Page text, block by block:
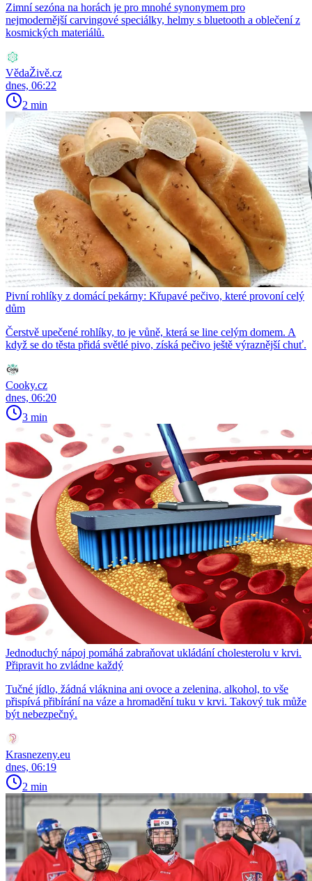
Zimní sezóna na horách je pro mnohé synonymem pro
nejmodernější carvingové speciálky, helmy s bluetooth a oblečení z
kosmických materiálů.
VědaŽivě.cz
dnes, 06:22
2 min
Pivní rohlíky z domácí pekárny: Křupavé pečivo, které provoní celý
dům
Čerstvě upečené rohlíky, to je vůně, která se line celým domem. A
když se do těsta přidá světlé pivo, získá pečivo ještě výraznější chuť.
Cooky.cz
dnes, 06:20
3 min
Jednoduchý nápoj pomáhá zabraňovat ukládání cholesterolu v krvi.
Připravit ho zvládne každý
Tučné jídlo, žádná vláknina ani ovoce a zelenina, alkohol, to vše
přispívá přibírání na váze a hromadění tuku v krvi. Takový tuk může
být nebezpečný.
Krasnezeny.eu
dnes, 06:19
2 min